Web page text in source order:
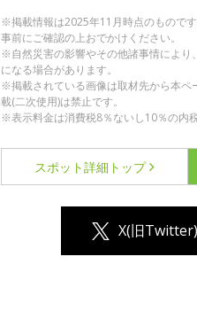
※掲載情報は2025年11月時点のもので
事前にご確認の上おでかけください。
※自然災害の影響やその他諸事情により
になる場合があります。
※掲載されている画像は取材先から本ペ
載(二次使用)は禁止です。
※表示料金は消費税8％ないし10％の内税
スポット詳細 トップ
X(旧